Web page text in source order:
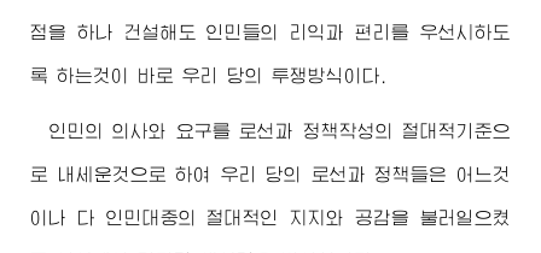
점을 하나 건설해도 인민들의 리익과 편리를 우선시하도
록 하는것이 바로 우리 당의 투쟁방식이다.
인민의 의사와 요구를 로선과 정책작성의 절대적기준으
로 내세운것으로 하여 우리 당의 로선과 정책들은 어느것
이나 다 인민대중의 절대적인 지지와 공감을 불러일으켰